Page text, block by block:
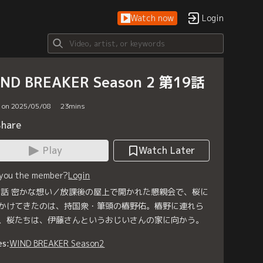
Watch now Login
BREAKER Season 2 第19話
2025/05/08 23mins
Play
Watch Later
the member?Login
密かな想い／放課後の屋上で開かれた懇親会で、桜に
けてきたのは、持国衆・筆頭の椿野佑。椿野に連れら
桜たちは、伊藤さんというおじいさんの家に向かう。
WIND BREAKER Season2